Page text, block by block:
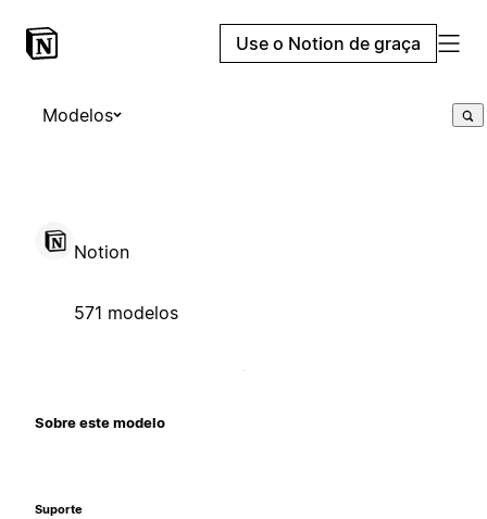
Use o Notion de graça
Modelos
Notion
571 modelos
Sobre este modelo
Suporte